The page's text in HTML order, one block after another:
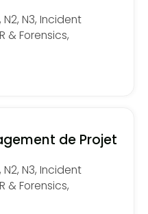
N3, Incident
& Forensics,
de Projet
N3, Incident
& Forensics,